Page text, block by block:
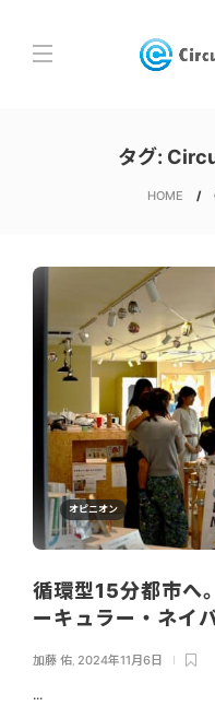
タグ:
HOME
オピニオン
循環型15分都市へ
ーキュラー・ネイ
加藤 佑, 2024年11月6日
...